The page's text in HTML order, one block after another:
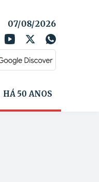
07/08/2026
HÁ 50 ANOS